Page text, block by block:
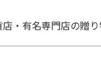
・有名専門店の贈